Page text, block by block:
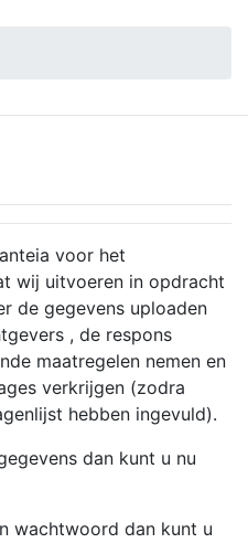
voor het
wij uitvoeren in opdracht
de gegevens uploaden
, de respons
maatregelen nemen en
verkrijgen (zodra
hebben ingevuld).
dan kunt u nu
wachtwoord dan kunt u